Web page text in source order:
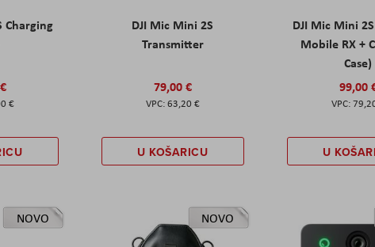
Charging
€
DJI Mic Mini 2S
Transmitter
79,00 €
63,20 €
U KOŠARICU
DJI Mic Mini
Mobile RX +
Case)
99,00
U
NOVO NOVO